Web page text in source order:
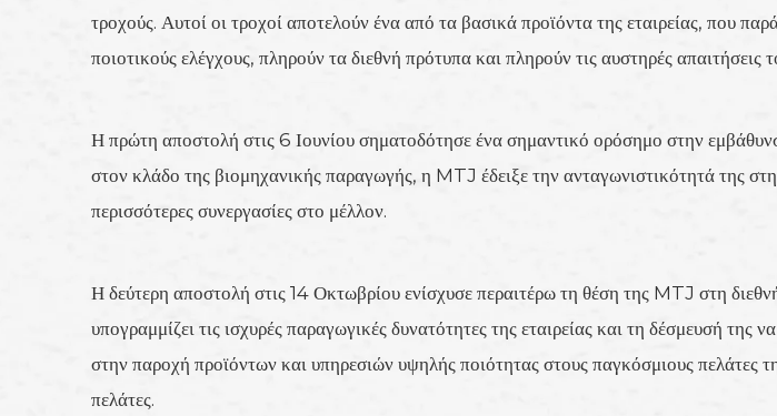
τροχούς. Αυτοί οι τροχοί αποτελούν ένα από τα βασικά προϊόντα της εταιρείας, που
ποιοτικούς ελέγχους, πληρούν τα διεθνή πρότυπα και πληρούν τις αυστηρές απαιτήσεις
Η πρώτη αποστολή στις 6 Ιουνίου σηματοδότησε ένα σημαντικό ορόσημο στην
στον κλάδο της βιομηχανικής παραγωγής, η MTJ έδειξε την ανταγωνιστικότητά της
περισσότερες συνεργασίες στο μέλλον.
Η δεύτερη αποστολή στις 14 Οκτωβρίου ενίσχυσε περαιτέρω τη θέση της MTJ στη
υπογραμμίζει τις ισχυρές παραγωγικές δυνατότητες της εταιρείας και τη δέσμευσή
στην παροχή προϊόντων και υπηρεσιών υψηλής ποιότητας στους παγκόσμιους πελάτες
πελάτες.